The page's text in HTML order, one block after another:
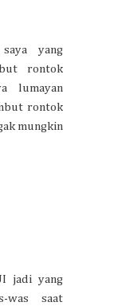
yang
rontok
lumayan
rontok
mungkin
jadi yang
was saat